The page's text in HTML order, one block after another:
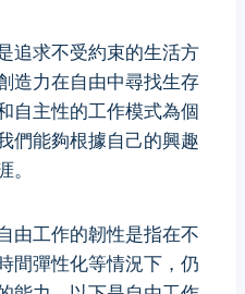
追求不受約束的生活方
造力在自由中尋找生存
自主性的工作模式為個
們能夠根據自己的興趣
。
由工作的韌性是指在不
間彈性化等情況下，仍